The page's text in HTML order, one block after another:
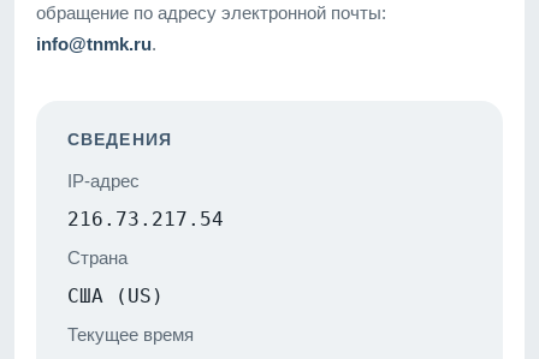
обращение по адресу электронной почты:
info@tnmk.ru.
СВЕДЕНИЯ
IP-адрес
216.73.217.54
Страна
США (US)
Текущее время